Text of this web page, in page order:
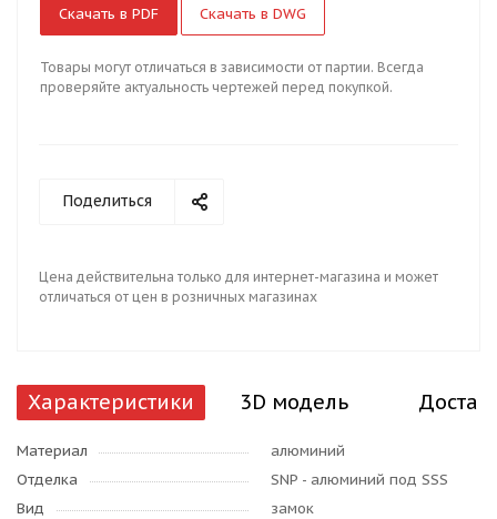
Скачать в PDF Скачать в DWG
Товары могут отличаться в зависимости от партии. Всегда
проверяйте актуальность чертежей перед покупкой.
Поделиться
Цена действительна только для интернет-магазина и может
отличаться от цен в розничных магазинах
Характеристики 3D модель
Материал
алюминий
Отделка
SNP - алюминий под SSS
Вид
замок